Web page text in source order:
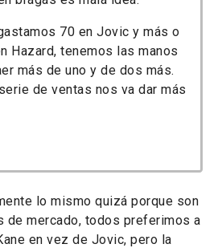
70 en Jovic y más o
Hazard, tenemos las manos
más de uno y de dos más.
de ventas nos va dar más
lo mismo quizá porque son
de mercado, todos preferimos a
en vez de Jovic, pero la